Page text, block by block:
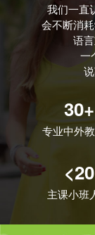
我们一直
会不断消
语
一
30+
专业中外
<20
主课小班